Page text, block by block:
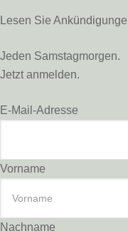
Lesen Sie
Jeden Samstagmorgen.
Jetzt anmelden.
E-Mail-Adresse
Vorname
Nachname